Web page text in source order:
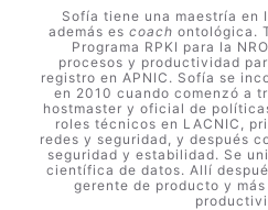
Sofía tiene una maestría en
además es coach ontológica.
Programa RPKI para la
procesos y productividad
registro en APNIC. Sofía se
en 2010 cuando comenzó a
hostmaster y oficial de
roles técnicos en LACNIC,
redes y seguridad, y después
seguridad y estabilidad. Se
científica de datos. Allí
gerente de producto y